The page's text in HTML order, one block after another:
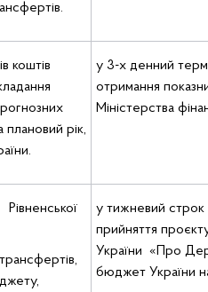
коштів
рік,
у 3-х денний
отримання
Міністерства
у тижневий строк
прийняття
України «Про
бюджет України